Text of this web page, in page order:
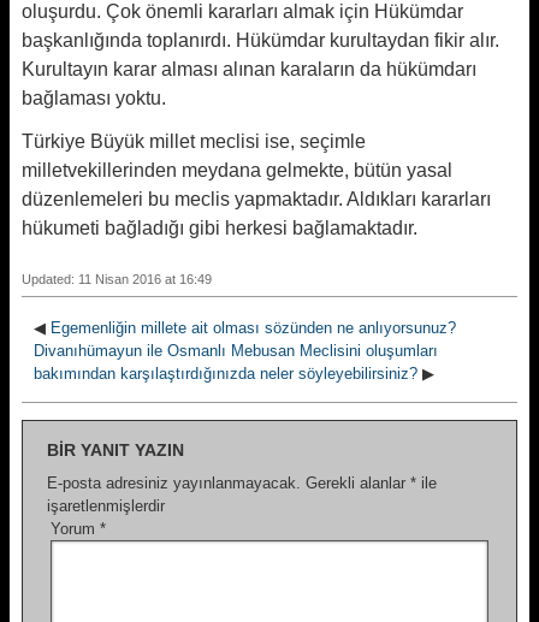
oluşurdu. Çok önemli kararları almak için Hükümdar
başkanlığında toplanırdı. Hükümdar kurultaydan fikir alır.
Kurultayın karar alması alınan karaların da hükümdarı
bağlaması yoktu.
Türkiye Büyük millet meclisi ise, seçimle
milletvekillerinden meydana gelmekte, bütün yasal
düzenlemeleri bu meclis yapmaktadır. Aldıkları kararları
hükumeti bağladığı gibi herkesi bağlamaktadır.
Updated: 11 Nisan 2016 at 16:49
◀ Egemenliğin millete ait olması sözünden ne anlıyorsunuz?
Divanıhümayun ile Osmanlı Mebusan Meclisini oluşumları
bakımından karşılaştırdığınızda neler söyleyebilirsiniz? ▶
BIR YANIT YAZIN
E-posta adresiniz yayınlanmayacak. Gerekli alanlar * ile
işaretlenmişlerdir
Yorum *